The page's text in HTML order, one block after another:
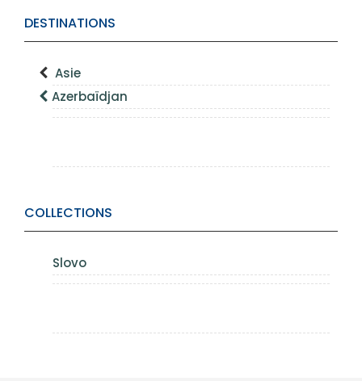
DESTINATIONS
Asie
Azerbaïdjan
COLLECTIONS
Slovo